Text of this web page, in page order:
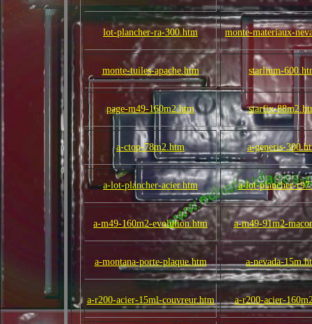
lot-plancher-ra-300.htm monte-materiaux-
monte-tuiles-apache.htm starlium-
page-m49-160m2.htm starfix-
a-ctop-78m2.htm a-generis-
a-lot-plancher-acier.htm a-lot-plancher-
a-m49-160m2-evolution.htm a-m49-91m2-
a-montana-porte-plaque.htm a-nevada-
a-r200-acier-15ml-couvreur.htm a-r200-acier-